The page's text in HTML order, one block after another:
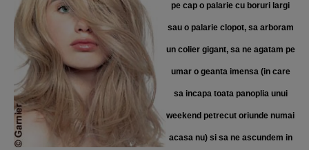
pe cap o palarie cu boruri largi
sau o palarie clopot, sa arboram
un colier gigant, sa ne agatam pe
umar o geanta imensa (in care
sa incapa toata panoplia unui
weekend petrecut oriunde numai
acasa nu) si sa ne ascundem in